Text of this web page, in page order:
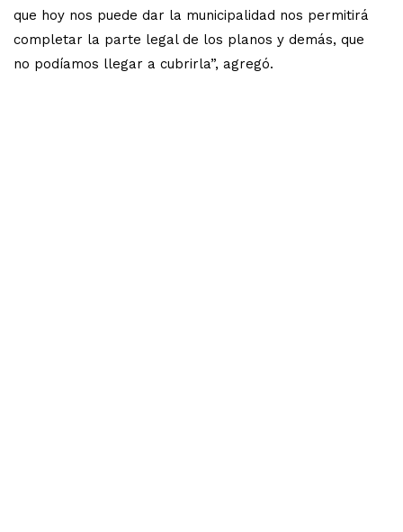
que hoy nos puede dar la municipalidad nos permitirá
completar la parte legal de los planos y demás, que
no podíamos llegar a cubrirla”, agregó.